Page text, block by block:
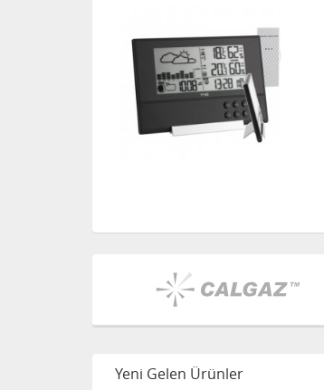
Yeni Gelen Ürünler